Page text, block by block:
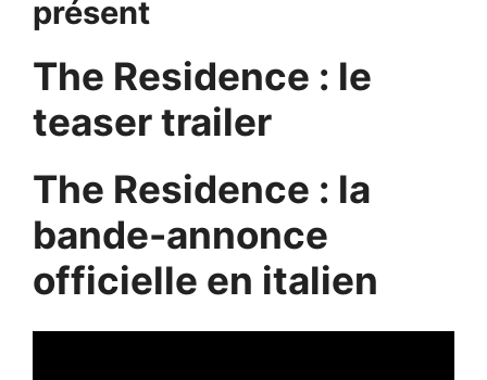
présent
The Residence : le
teaser trailer
The Residence : la
bande-annonce
officielle en italien